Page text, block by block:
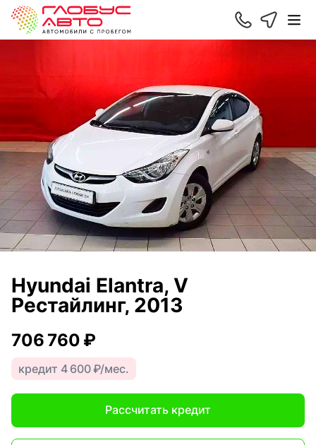
Hyundai Elantra, V
Рестайлинг, 2013
706 760 ₽
кредит 4 600 ₽/мес.
Рассчитать кредит